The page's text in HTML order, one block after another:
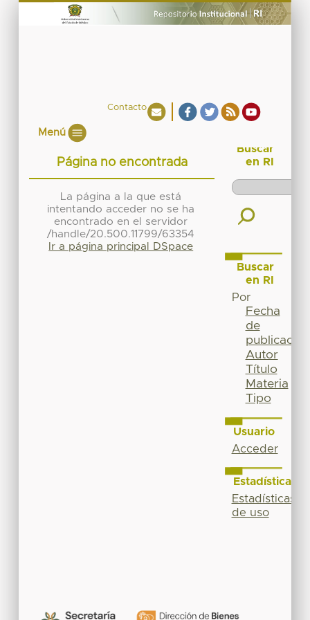
Contacto
Menú
Página no encontrada
La página a la que está
intentando acceder no se ha
encontrado en el servidor
/handle/20.500.11799/63354
Ir a página principal DSpace
Buscar
en RI
Buscar
en RI
Por
Fecha
de
publicación
Autor
Título
Materia
Tipo
Usuario
Acceder
Estadísticas
Estadísticas
de uso